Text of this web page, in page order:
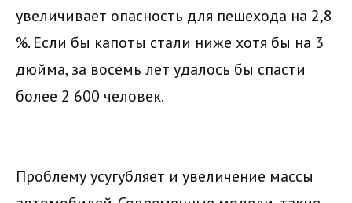
увеличивает опасность для пешехода на 2,8
%. Если бы капоты стали ниже хотя бы на 3
дюйма, за восемь лет удалось бы спасти
более 2 600 человек.
Проблему усугубляет и увеличение массы